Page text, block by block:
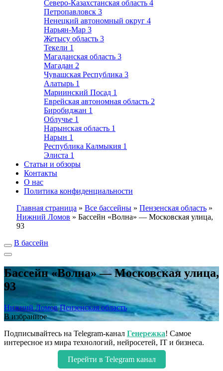
Северо-Казахстанская область 4
Петропавловск 3
Ненецкий автономный округ 4
Нарьян-Мар 3
Жетысу область 3
Текели 1
Магаданская область 3
Магадан 2
Чувашская Республика 3
Алатырь 1
Мариинский Посад 1
Еврейская автономная область 2
Биробиджан 1
Облучье 1
Нарынская область 1
Нарын 1
Республика Калмыкия 1
Элиста 1
Статьи и обзоры
Контакты
О нас
Политика конфиденциальности
Главная страница » Все бассейны » Пензенская область »
Нижний Ломов » Бассейн «Волна» — Московская улица,
93
В бассейн
Бассейн «Волна» — Московская улица,
93
Нижний Ломов Пензенская область
В избранное
Подписывайтесь на Telegram-канал Генережка! Самое
интересное из мира технологий, нейросетей, IT и бизнеса.
Перейти в Telegram канал